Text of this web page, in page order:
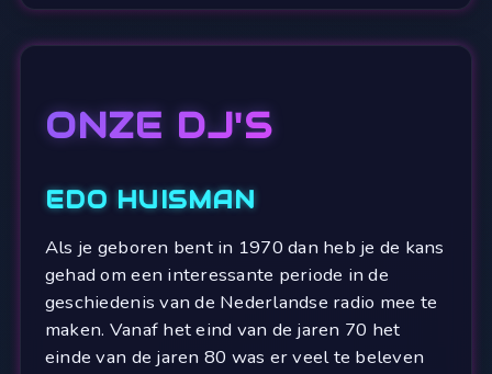
ONZE DJ'S
EDO HUISMAN
Als je geboren bent in 1970 dan heb je de kans
gehad om een interessante periode in de
geschiedenis van de Nederlandse radio mee te
maken. Vanaf het eind van de jaren 70 het
einde van de jaren 80 was er veel te beleven